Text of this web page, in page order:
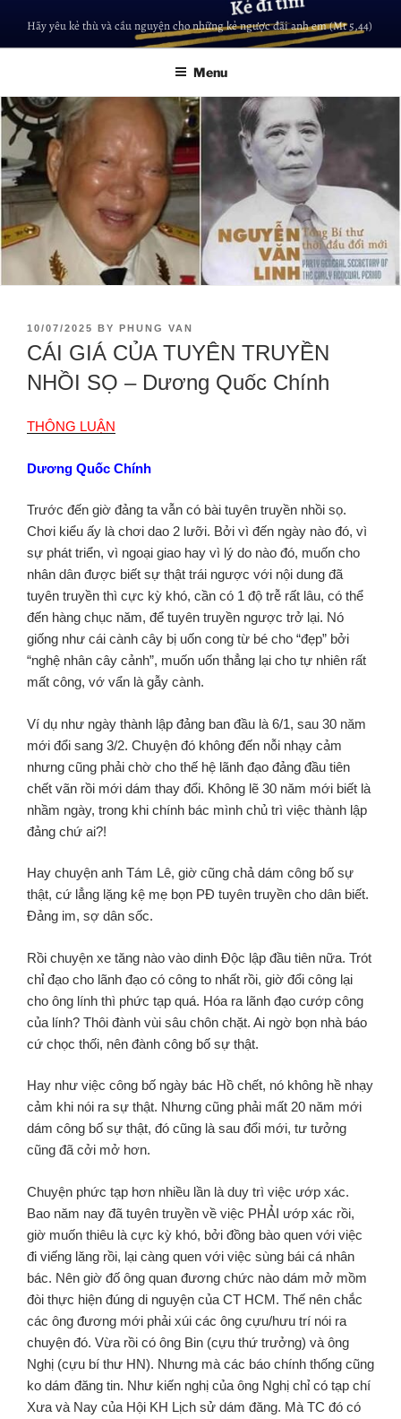
Hãy yêu kẻ thù và cầu nguyện cho những kẻ ngược đãi anh em (Mt 5,44)
Menu
10/07/2025 BY PHUNG VAN
CÁI GIÁ CỦA TUYÊN TRUYỀN
NHỒI SỌ – Dương Quốc Chính
THÔNG LUẬN
Dương Quốc Chính
Trước đến giờ đảng ta vẫn có bài tuyên truyền nhồi sọ.
Chơi kiểu ấy là chơi dao 2 lưỡi. Bởi vì đến ngày nào đó, vì
sự phát triển, vì ngoại giao hay vì lý do nào đó, muốn cho
nhân dân được biết sự thật trái ngược với nội dung đã
tuyên truyền thì cực kỳ khó, cần có 1 độ trễ rất lâu, có thể
đến hàng chục năm, để tuyên truyền ngược trở lại. Nó
giống như cái cành cây bị uốn cong từ bé cho “đẹp” bởi
“nghệ nhân cây cảnh”, muốn uốn thẳng lại cho tự nhiên rất
mất công, vớ vẩn là gẫy cành.
Ví dụ như ngày thành lập đảng ban đầu là 6/1, sau 30 năm
mới đổi sang 3/2. Chuyện đó không đến nỗi nhạy cảm
nhưng cũng phải chờ cho thế hệ lãnh đạo đảng đầu tiên
chết vãn rồi mới dám thay đổi. Không lẽ 30 năm mới biết là
nhầm ngày, trong khi chính bác mình chủ trì việc thành lập
đảng chứ ai?!
Hay chuyện anh Tám Lê, giờ cũng chả dám công bố sự
thật, cứ lẳng lặng kệ mẹ bọn PĐ tuyên truyền cho dân biết.
Đảng im, sợ dân sốc.
Rồi chuyện xe tăng nào vào dinh Độc lập đầu tiên nữa. Trót
chỉ đạo cho lãnh đạo có công to nhất rồi, giờ đổi công lại
cho ông lính thì phức tạp quá. Hóa ra lãnh đạo cướp công
của lính? Thôi đành vùi sâu chôn chặt. Ai ngờ bọn nhà báo
cứ chọc thối, nên đành công bố sự thật.
Hay như việc công bố ngày bác Hồ chết, nó không hề nhạy
cảm khi nói ra sự thật. Nhưng cũng phải mất 20 năm mới
dám công bố sự thật, đó cũng là sau đổi mới, tư tưởng
cũng đã cởi mở hơn.
Chuyện phức tạp hơn nhiều lần là duy trì việc ướp xác.
Bao năm nay đã tuyên truyền về việc PHẢI ướp xác rồi,
giờ muốn thiêu là cực kỳ khó, bởi đồng bào quen với việc
đi viếng lăng rồi, lại càng quen với việc sùng bái cá nhân
bác. Nên giờ đố ông quan đương chức nào dám mở mồm
đòi thực hiện đúng di nguyện của CT HCM. Thế nên chắc
các ông đương mới phải xúi các ông cựu/hưu trí nói ra
chuyện đó. Vừa rồi có ông Bin (cựu thứ trưởng) và ông
Nghị (cựu bí thư HN). Nhưng mà các báo chính thống cũng
ko dám đăng tin. Như kiến nghị của ông Nghị chỉ có tạp chí
Xưa và Nay của Hội KH Lịch sử dám đăng. Mà TC đó có